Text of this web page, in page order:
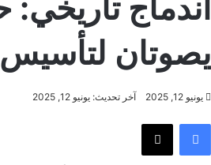
اندماج
يصوتان
يونيو 12, 2025 آخر تحديث: يونيو 12, 2025
فيسبوك ‫X